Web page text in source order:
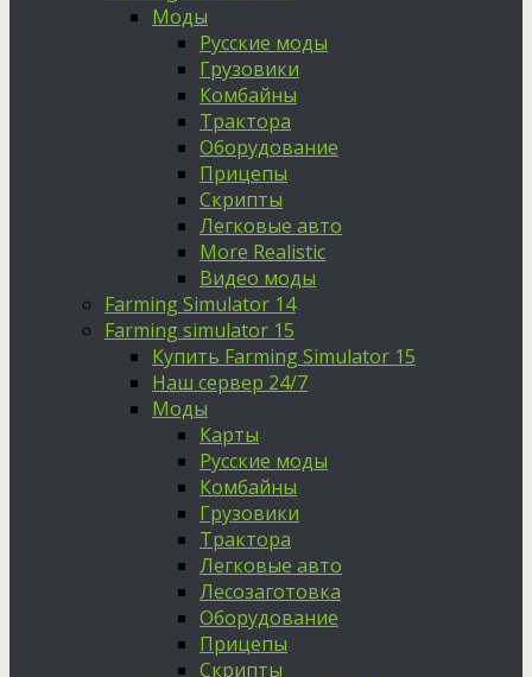
Моды
Русские моды
Грузовики
Комбайны
Трактора
Оборудование
Прицепы
Скрипты
Легковые авто
More Realistic
Видео моды
Farming Simulator 14
Farming simulator 15
Купить Farming Simulator 15
Наш сервер 24/7
Моды
Карты
Русские моды
Комбайны
Грузовики
Трактора
Легковые авто
Лесозаготовка
Оборудование
Прицепы
Скрипты